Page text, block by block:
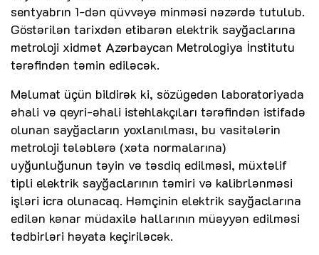
sentyabrın 1-dən qüvvəyə minməsi nəzərdə tutulub.
Göstərilən tarixdən etibarən elektrik sayğaclarına
metroloji xidmət Azərbaycan Metrologiya İnstitutu
tərəfindən təmin ediləcək.
Məlumat üçün bildirək ki, sözügedən laboratoriyada
əhali və qeyri-əhali istehlakçıları tərəfindən istifadə
olunan sayğacların yoxlanılması, bu vasitələrin
metroloji tələblərə (xəta normalarına)
uyğunluğunun təyin və təsdiq edilməsi, müxtəlif
tipli elektrik sayğaclarının təmiri və kalibrlənməsi
işləri icra olunacaq. Həmçinin elektrik sayğaclarına
edilən kənar müdaxilə hallarının müəyyən edilməsi
tədbirləri həyata keçiriləcək.